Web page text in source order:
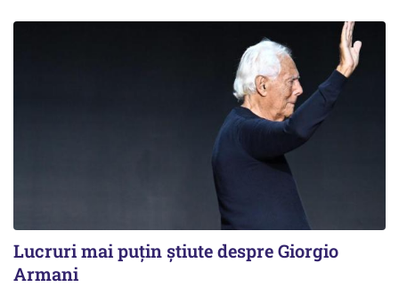
Lucruri mai puțin știute despre Giorgio
Armani